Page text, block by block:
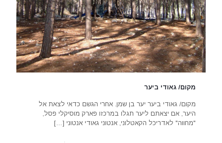
מקום/ גאודי ביער
מקום/ גאודי ביער יער בן שמן. אחרי הגשם כדאי לצאת אל
היער, אם יצאתם ליער תגלו במרכזו פארק מוסיקלי פסל,
"מחווה" לאדריכל הקאטלוני, אנטוני גאודי אנטוני […]